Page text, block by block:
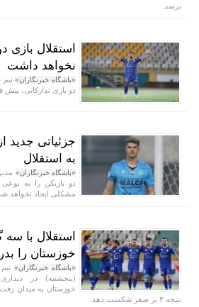
برسد.
استقلال بازی
نخواهد داشت
«باشگاه خبرنگاران»تیم
دو بازی تدارکاتی، پیش
جزئیاتی جدید
به استقلال
«باشگاه خبرنگاران»
دو بازیکن را به نوعی
مشکلی ایجاد نخواهد
استقلال با سه
خوزستان را
«باشگاه خبرنگاران»
(پنجشنبه) در
خوزستان به میدان
نتیجه ۳ بر صفر شکست دهد.